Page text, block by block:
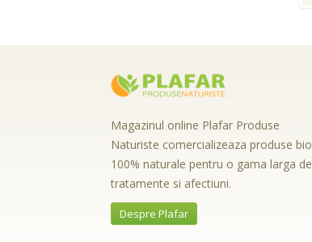
Magazinul online Plafar Produse
Naturiste comercializeaza produse bio
100% naturale pentru o gama larga de
tratamente si afectiuni.
Despre Plafar